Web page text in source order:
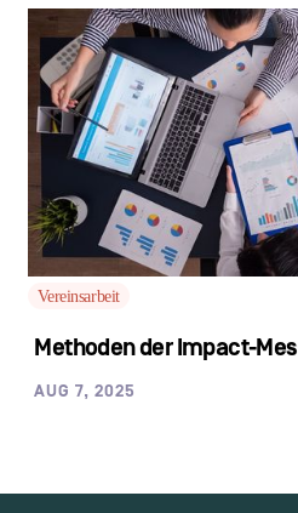
Vereinsarbeit
Methoden der Impact-
AUG 7, 2025